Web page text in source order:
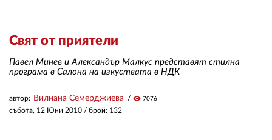
Свят от приятели
Павел Минев и Александър Малкус представят стилна
програма в Салона на изкуствата в НДК
събота, 12 Юни 2010 / брой: 132
автор: Вилиана Семерджиева visibility 7076
ДРУГИ
АВТОРИ